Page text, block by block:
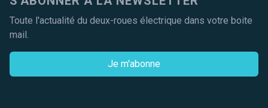
Toute l'actualité du deux-roues électrique dans votre boite
mail.
Je m'abonne